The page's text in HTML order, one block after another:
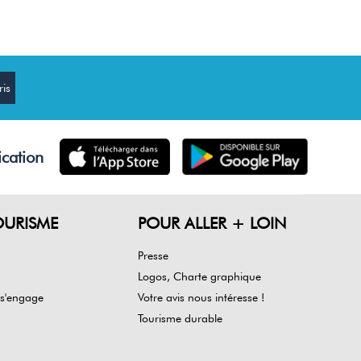
POUR ALLER + LOIN
Presse
Logos, Charte graphique
Votre avis nous intéresse !
Tourisme durable